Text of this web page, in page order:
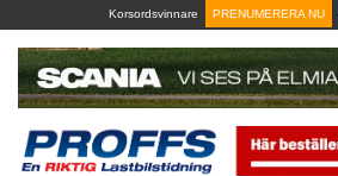
to
content
Korsordsvinnare PRENUMERERA NU